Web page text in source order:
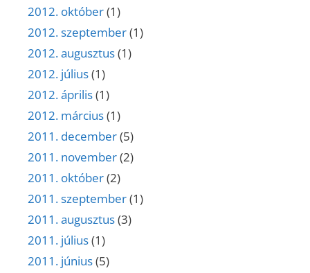
2012. október(1)
2012. szeptember(1)
2012. augusztus(1)
2012. július(1)
2012. április(1)
2012. március(1)
2011. december(5)
2011. november(2)
2011. október(2)
2011. szeptember(1)
2011. augusztus(3)
2011. július(1)
2011. június(5)